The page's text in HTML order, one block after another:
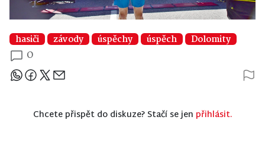
hasiči závody úspěchy úspěch Dolomity
0
Sdílejte článek
Chcete přispět do diskuze? Stačí se jen přihlásit.